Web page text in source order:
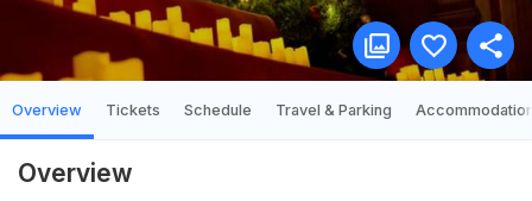
Overview Tickets Schedule Travel & Parking
Overview